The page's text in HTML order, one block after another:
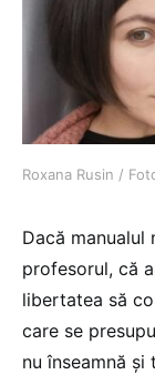
Roxana Rusin /
Dacă
profesorul, că
libertatea să
care se
nu înseamnă